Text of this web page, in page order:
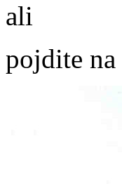
ali
pojdite na